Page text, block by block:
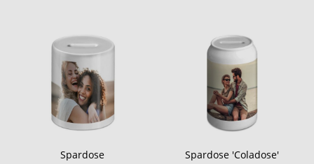
Spardose Spardose 'Coladose'